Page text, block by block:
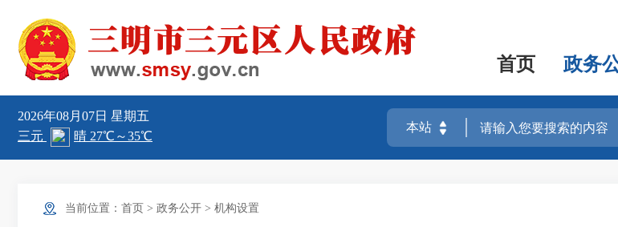
首页 政务
2026年08月07日 星期五
当前位置： 首页 > 政务公开 > 机构设置